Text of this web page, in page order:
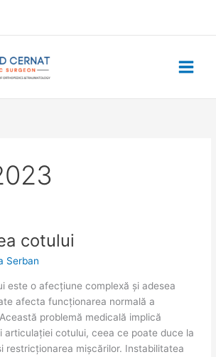
cotului
Serban
este o afecțiune complexă și adesea
afecta funcționarea normală a
problemă medicală implică
articulației cotului, ceea ce poate duce la
restricționarea mișcărilor. Instabilitatea